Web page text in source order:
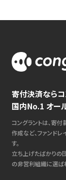
寄付決済ならコ
国内No.1 オー
コングラントは、寄
作成など、ファンド
す。
立ち上げたばかりの
の非営利組織に選ば